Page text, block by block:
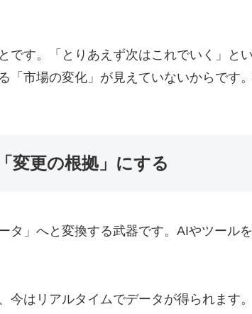
す。「とりあえず次はこれでいく」と
市場の変化」が見えていないからです
変更の根拠」にする
」へと変換する武器です。AIやツール
はリアルタイムでデータが得られます